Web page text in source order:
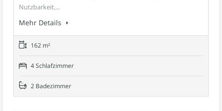
Nutzbarkeit,...
Mehr Details
162 m²
4 Schlafzimmer
2 Badezimmer